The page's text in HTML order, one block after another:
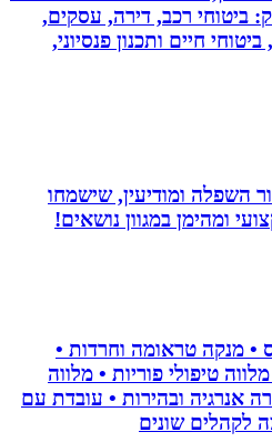
רכב, דירה, עסקים,
חיים ותכנון פנסיוני,
ומודיעין, שישמחו
ומהימן במגוון נושאים!
מנקה טראומה וחרדות •
טיפולי פוריות • מלווה
ובהירות • עובדת עם